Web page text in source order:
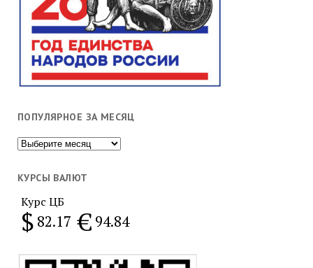
ПОПУЛЯРНОЕ ЗА МЕСЯЦ
Популярное
месяц
КУРСЫ ВАЛЮТ
Курс ЦБ
$ 82.17 € 94.84